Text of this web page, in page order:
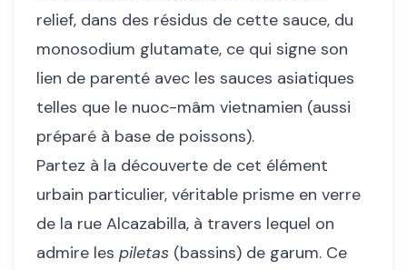
relief, dans des résidus de cette sauce, du
monosodium glutamate, ce qui signe son
lien de parenté avec les sauces asiatiques
telles que le nuoc-mâm vietnamien (aussi
préparé à base de poissons).
Partez à la découverte de cet élément
urbain particulier, véritable prisme en verre
de la rue Alcazabilla, à travers lequel on
admire les piletas (bassins) de garum. Ce